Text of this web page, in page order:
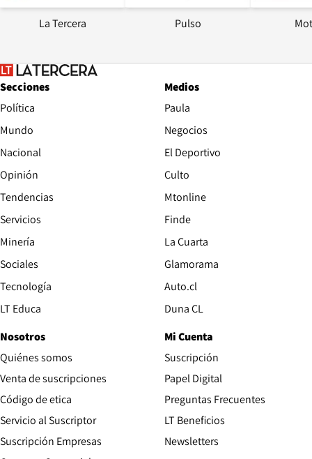
La Tercera Pulso
Secciones
Política
Mundo
Nacional
Opinión
Tendencias
Servicios
Minería
Sociales
Tecnología
LT Educa
Medios
Paula
Negocios
El Deportivo
Culto
Mtonline
Finde
La Cuarta
Glamorama
Auto.cl
Duna CL
Nosotros
Quiénes somos
Venta de suscripciones
Código de etica Opens in new window
Servicio al Suscriptor
Suscripción Empresas
Mi Cuenta
Suscripción
Papel Digital
Preguntas Frecuentes
LT Beneficios
Newsletters